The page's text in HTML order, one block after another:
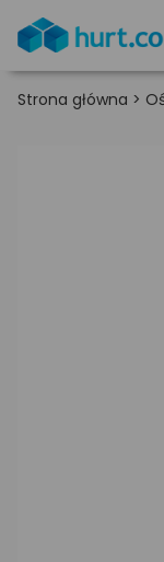
Strona główna >